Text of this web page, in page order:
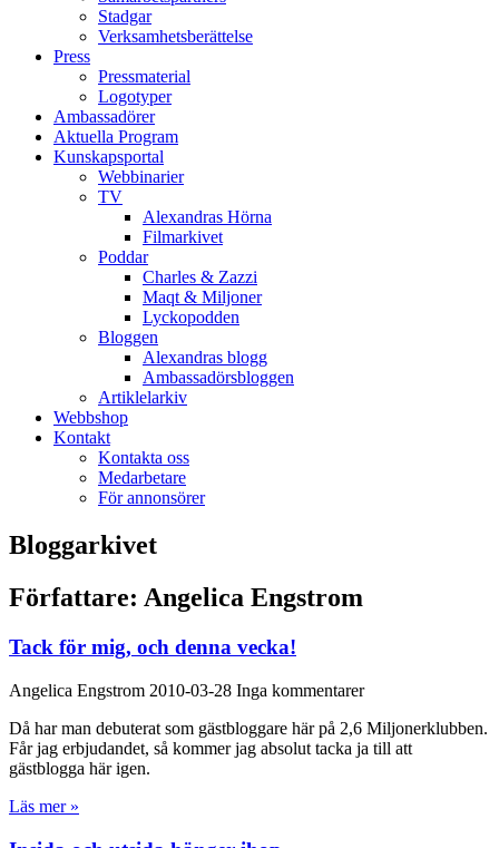
Stadgar
Verksamhetsberättelse
Press
Pressmaterial
Logotyper
Ambassadörer
Aktuella Program
Kunskapsportal
Webbinarier
TV
Alexandras Hörna
Filmarkivet
Poddar
Charles & Zazzi
Maqt & Miljoner
Lyckopodden
Bloggen
Alexandras blogg
Ambassadörsbloggen
Artiklelarkiv
Webbshop
Kontakt
Kontakta oss
Medarbetare
För annonsörer
Bloggarkivet
Författare: Angelica Engstrom
Tack för mig, och denna vecka!
Angelica Engstrom 2010-03-28 Inga kommentarer
Då har man debuterat som gästbloggare här på 2,6 Miljonerklubben.
Får jag erbjudandet, så kommer jag absolut tacka ja till att
gästblogga här igen.
Läs mer »